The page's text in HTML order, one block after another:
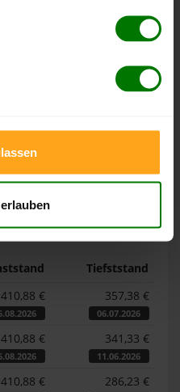
der
Poltersdorf
und Tiefststände der
Tiefststand im jeweiligen
Tiefststand
410,88 € 357,38 €
06.07.2026
410,88 € 341,33 €
11.06.2026
410,88 € 286,23 €